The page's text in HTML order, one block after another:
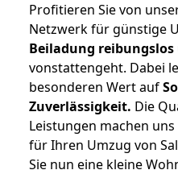
Profitieren Sie von
Netzwerk für günstige
Beiladung
vonstattengeht. Dabei
besonderen Wert auf
Zuverlässigkeit. Die
Leistungen machen
für Ihren Umzug von
Sie nun eine kleine